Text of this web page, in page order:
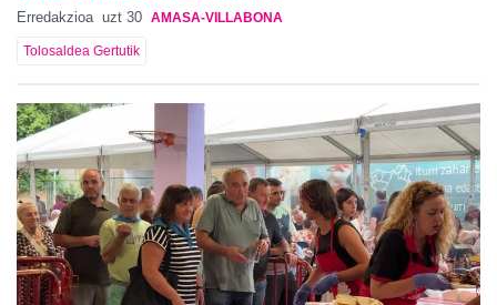
Erredakzioa uzt 30 AMASA-VILLABONA
Tolosaldea Gertutik